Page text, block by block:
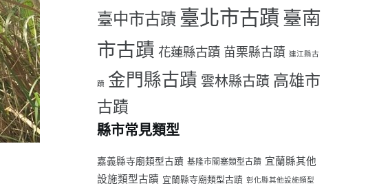
臺中市古蹟 臺北市古蹟臺南
市古蹟 花蓮縣古蹟 苗栗縣古蹟 連江縣古
蹟 金門縣古蹟 雲林縣古蹟 高雄市
古蹟
縣市常見類型
嘉義縣寺廟類型古蹟 基隆市關塞類型古蹟 宜蘭縣其他
設施類型古蹟 宜蘭縣寺廟類型古蹟 彰化縣其他設施類型